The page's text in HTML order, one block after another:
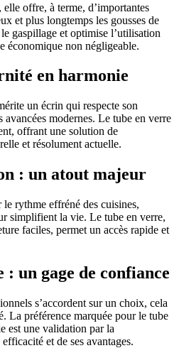
offre, à terme, d’importantes
et plus longtemps les gousses de
gaspillage et optimise l’utilisation
économique non négligeable.
en harmonie
un écrin qui respecte son
avancées modernes. Le tube en verre
offrant une solution de
et résolument actuelle.
: un atout majeur
le rythme effréné des cuisines,
simplifient la vie. Le tube en verre,
faciles, permet un accès rapide et
: un gage de confiance
s’accordent sur un choix, cela
La préférence marquée pour le tube
est une validation par la
et de ses avantages.